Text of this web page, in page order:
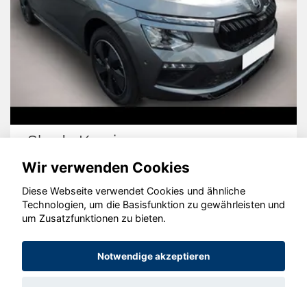
Skoda Kamiq
© konjunkturmotor.de GmbH 2020 - 2026
Wir verwenden Cookies
Diese Webseite verwendet Cookies und ähnliche
Technologien, um die Basisfunktion zu gewährleisten und
um Zusatzfunktionen zu bieten.
Notwendige akzeptieren